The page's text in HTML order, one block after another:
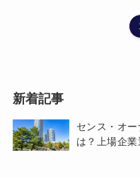
新着記事
センス・オ
は？上場企